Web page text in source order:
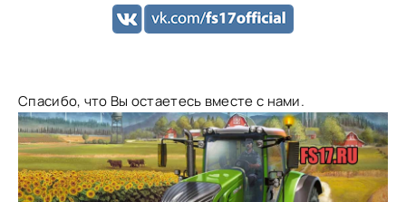
Спасибо, что Вы остаетесь вместе с нами.